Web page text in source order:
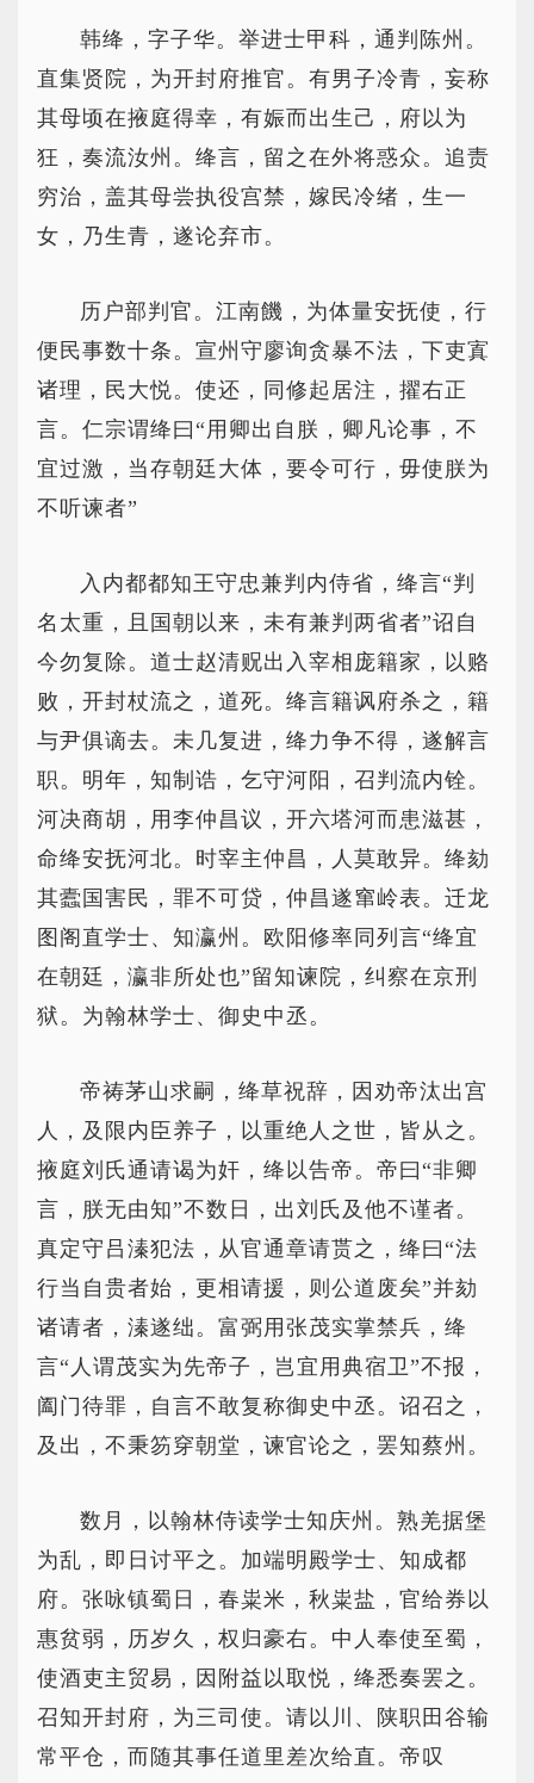
韩绛，字子华。举进士甲科，通判陈州。
直集贤院，为开封府推官。有男子冷青，妄称
其母顷在掖庭得幸，有娠而出生己，府以为
狂，奏流汝州。绛言，留之在外将惑众。追责
穷治，盖其母尝执役宫禁，嫁民冷绪，生一
女，乃生青，遂论弃市。
历户部判官。江南饑，为体量安抚使，行
便民事数十条。宣州守廖询贪暴不法，下吏寘
诸理，民大悦。使还，同修起居注，擢右正
言。仁宗谓绛曰“用卿出自朕，卿凡论事，不
宜过激，当存朝廷大体，要令可行，毋使朕为
不听谏者”
入内都都知王守忠兼判内侍省，绛言“判
名太重，且国朝以来，未有兼判两省者”诏自
今勿复除。道士赵清贶出入宰相庞籍家，以赂
败，开封杖流之，道死。绛言籍讽府杀之，籍
与尹俱谪去。未几复进，绛力争不得，遂解言
职。明年，知制诰，乞守河阳，召判流内铨。
河决商胡，用李仲昌议，开六塔河而患滋甚，
命绛安抚河北。时宰主仲昌，人莫敢异。绛劾
其蠹国害民，罪不可贷，仲昌遂窜岭表。迁龙
图阁直学士、知瀛州。欧阳修率同列言“绛宜
在朝廷，瀛非所处也”留知谏院，纠察在京刑
狱。为翰林学士、御史中丞。
帝祷茅山求嗣，绛草祝辞，因劝帝汰出宫
人，及限内臣养子，以重绝人之世，皆从之。
掖庭刘氏通请谒为奸，绛以告帝。帝曰“非卿
言，朕无由知”不数日，出刘氏及他不谨者。
真定守吕溱犯法，从官通章请贳之，绛曰“法
行当自贵者始，更相请援，则公道废矣”并劾
诸请者，溱遂绌。富弼用张茂实掌禁兵，绛
言“人谓茂实为先帝子，岂宜用典宿卫”不报，
阖门待罪，自言不敢复称御史中丞。诏召之，
及出，不秉笏穿朝堂，谏官论之，罢知蔡州。
数月，以翰林侍读学士知庆州。熟羌据堡
为乱，即日讨平之。加端明殿学士、知成都
府。张咏镇蜀日，春粜米，秋粜盐，官给券以
惠贫弱，历岁久，权归豪右。中人奉使至蜀，
使酒吏主贸易，因附益以取悦，绛悉奏罢之。
召知开封府，为三司使。请以川、陕职田谷输
常平仓，而随其事任道里差次给直。帝叹